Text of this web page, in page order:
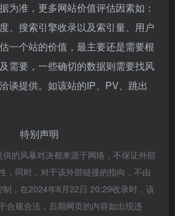
为准，更多网站价值评估因素如：
、搜索引擎收录以及索引量、用户
一个站的价值，最主要还是需要根
需要，一些确切的数据则需要找风
谈提供。如该站的IP、PV、跳出
特别声明
的风暴对决都来源于网络，不保证外部
，同时，对于该外部链接的指向，不由
，在2024年8月22日 20:29收录时，该
合规合法，后期网页的内容如出现违